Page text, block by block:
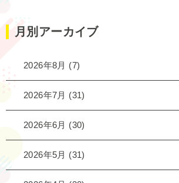
月別アーカイブ
2026年8月 (7)
2026年7月 (31)
2026年6月 (30)
2026年5月 (31)